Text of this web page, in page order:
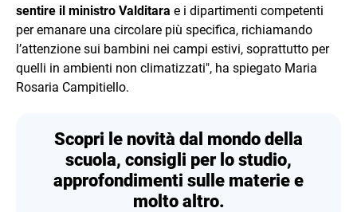
sentire il ministro Valditara e i dipartimenti competenti
per emanare una circolare più specifica, richiamando
l’attenzione sui bambini nei campi estivi, soprattutto per
quelli in ambienti non climatizzati", ha spiegato Maria
Rosaria Campitiello.
Scopri le novità dal mondo della
scuola, consigli per lo studio,
approfondimenti sulle materie e
molto altro.